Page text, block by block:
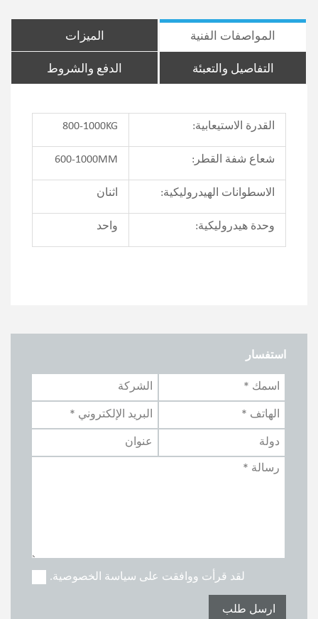
المواصفات الفنية الميزات
التفاصيل والتعبئة الدفع والشروط
القدرة الاستيعابية: 800-1000KG
شعاع شفة القطر: 600-1000MM
الاسطوانات الهيدروليكية: اثنان
وحدة هيدروليكية: واحد
استفسار
لقد قرأت ووافقت على سياسة الخصوصية.